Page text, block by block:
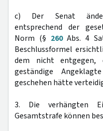
c) Der Senat
entsprechend der
Norm (§ 260Abs. 4
Beschlussformel
dem nicht entgegen,
geständige
geschehen hätte
3. Die verhängten
Gesamtstrafe können